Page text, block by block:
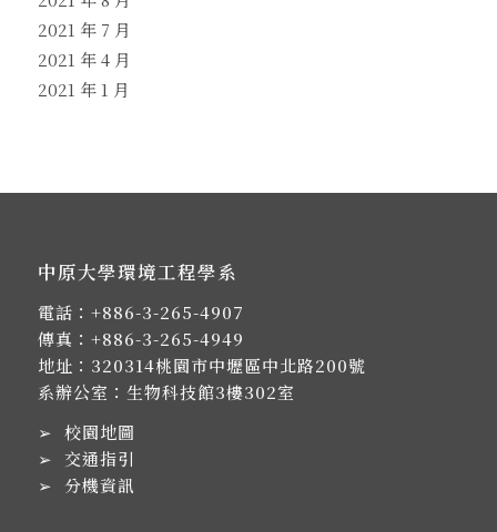
2021 年 7 月
2021 年 4 月
2021 年 1 月
中原大學環境工程學系
電話： +886-3-265-4907
傳真：+886-3-265-4949
地址： 320314桃園市中壢區中北路200號
系辦公室：生物科技館3樓302室
➢ 校園地圖
➢ 交通指引
➢ 分機資訊